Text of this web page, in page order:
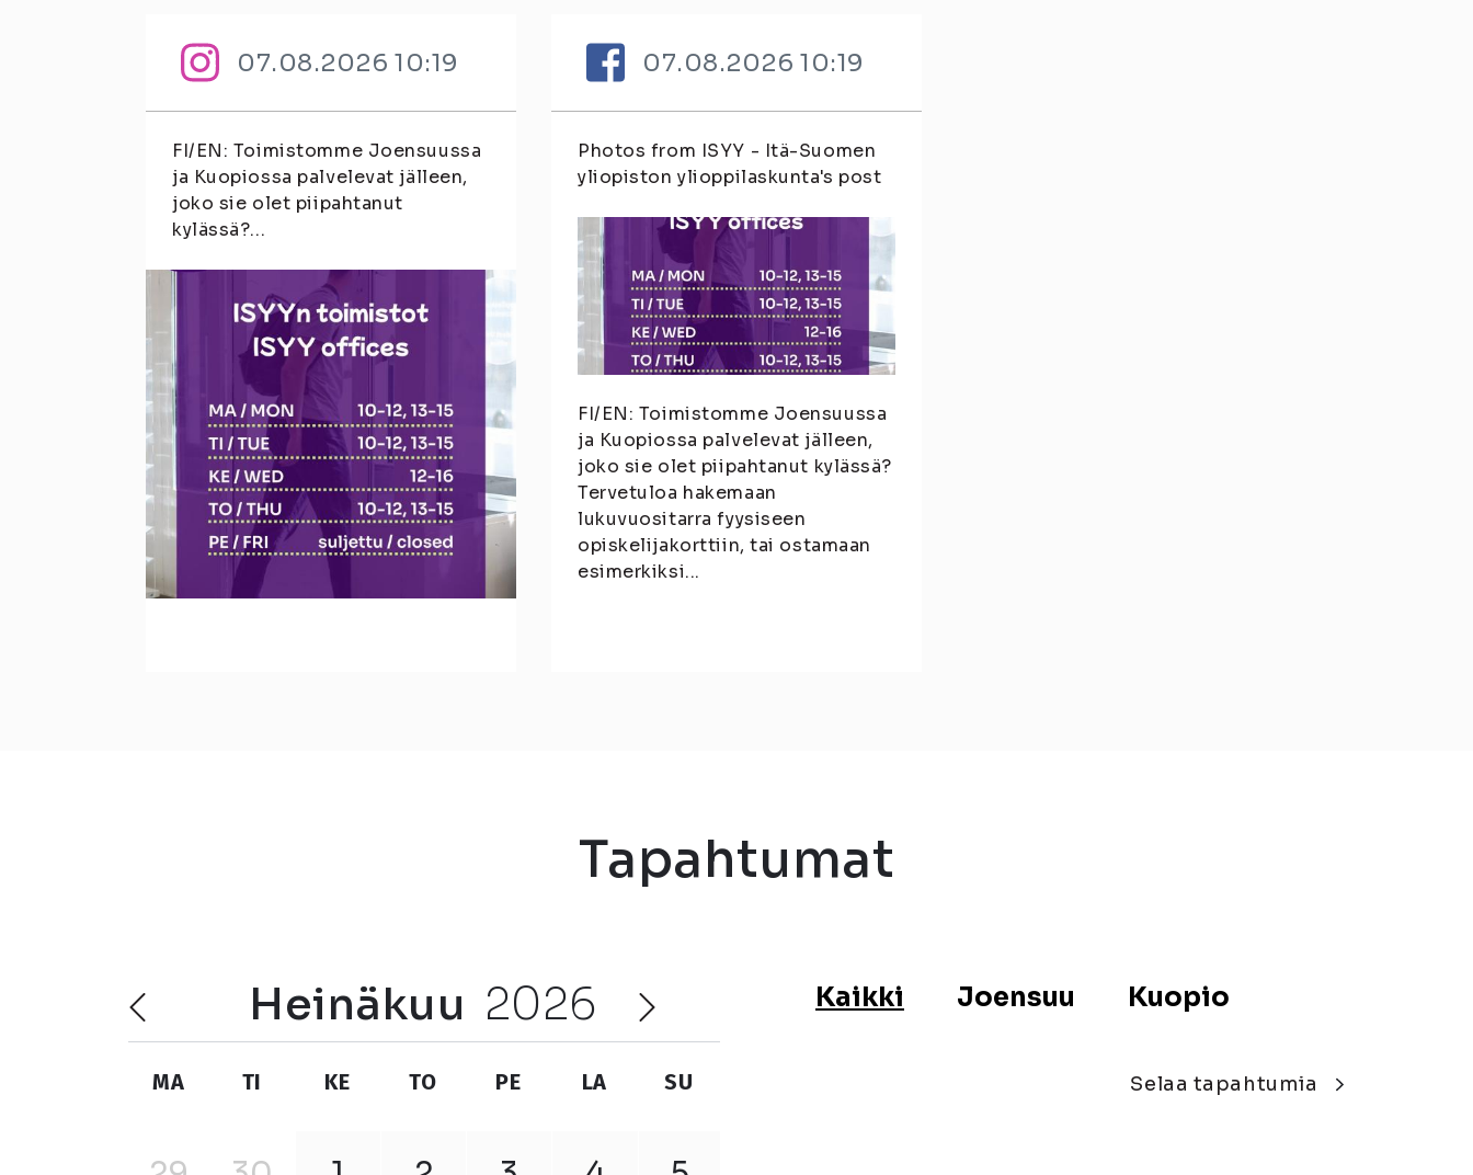
07.08.2026 10:19
FI/EN: Toimistomme Joensuussa
ja Kuopiossa palvelevat jälleen,
joko sie olet piipahtanut
kylässä?...
07.08.2026 10:19
Photos from ISYY - Itä-Suomen
yliopiston ylioppilaskunta's post
FI/EN: Toimistomme Joensuussa
ja Kuopiossa palvelevat jälleen,
joko sie olet piipahtanut kylässä?
Tervetuloa hakemaan
lukuvuositarra fyysiseen
opiskelijakorttiin, tai ostamaan
esimerkiksi...
Tapahtumat
heinäkuu 2026
MA TI KE TO PE LA SU
Kaikki Joensuu Kuopio
Selaa tapahtumia